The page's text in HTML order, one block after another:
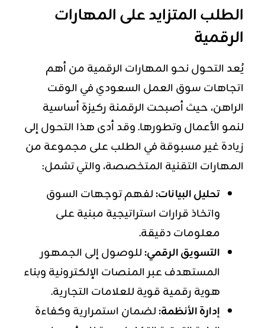
الطلب المتزايد على المهارات
الرقمية
يُعد التحول نحو المهارات الرقمية من أهم
اتجاهات سوق العمل السعودي في الوقت
الراهن، حيث أصبحت الرقمنة ركيزة أساسية
لنمو الأعمال وتطورها. وقد أدى هذا التحول إلى
زيادة غير مسبوقة في الطلب على مجموعة من
المهارات التقنية المتخصصة، والتي تشمل:
تحليل البيانات:لفهم توجهات السوق
واتخاذ قرارات استراتيجية مبنية على
معلومات دقيقة.
التسويق الرقمي:للوصول إلى الجمهور
المستهدف عبر المنصات الإلكترونية وبناء
هوية رقمية قوية للعلامات التجارية.
إدارة الأنظمة:لضمان استمرارية وكفاءة